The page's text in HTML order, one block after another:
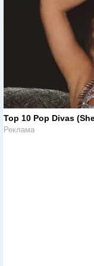
Top 10 Pop Divas
Реклама